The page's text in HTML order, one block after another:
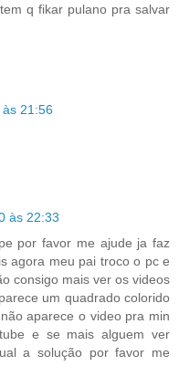
q fikar pulano pra salvar
21:56
às 22:33
por favor me ajude ja faz
agora meu pai troco o pc e
consigo mais ver os videos
um quadrado colorido
aparece o video pra min
e se mais alguem ver
a solução por favor me